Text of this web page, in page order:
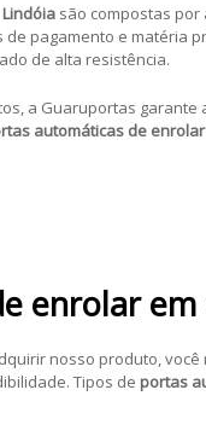
são compostas por
pagamento e matéria
de alta resistência.
a Guaruportas garante
automáticas de
enrolar
nosso produto,
Tipos de portas